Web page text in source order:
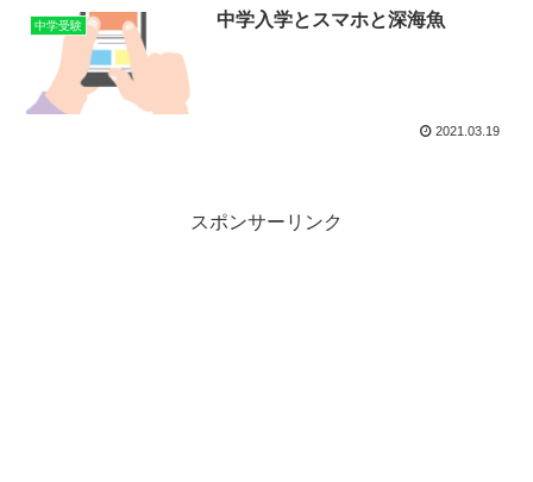
中学受験 中学入学とスマホと深海魚
2021.03.19
スポンサーリンク